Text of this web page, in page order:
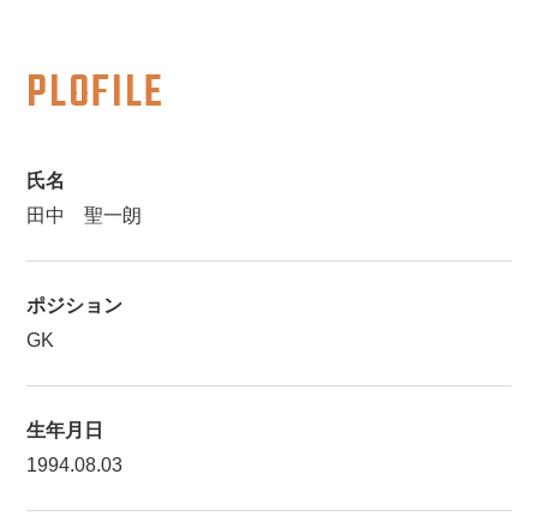
PLOFILE
氏名
田中 聖一朗
ポジション
GK
生年月日
1994.08.03